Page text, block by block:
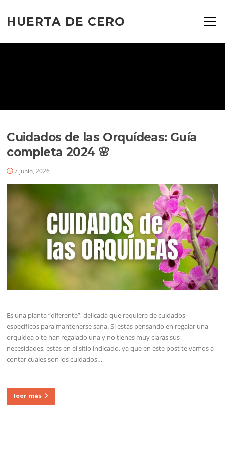
contenido
HUERTA DE CERO Menú
Cuidados de las Orquídeas: Guía
completa 2024 🌸
7 junio, 2026
Es una planta “diferente”, delicada que requiere de cuidados
específicos para mantenerse sana. Si estás pensando en regalar una
orquídea o te han regalado una y no tienes muy claras sus
necesidades, estás en el sitio indicado, ya que en este post te vamos a
contar cuales son los cuidados…
leer más